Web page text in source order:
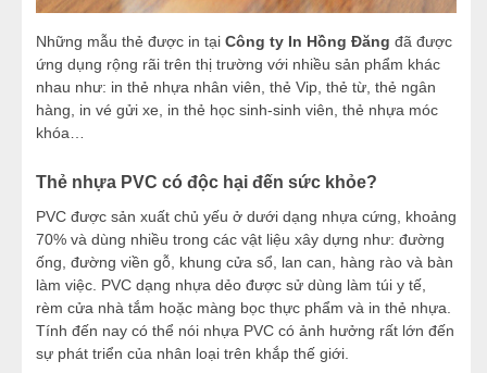
Những mẫu thẻ được in tại Công ty In Hồng Đăng đã được
ứng dụng rộng rãi trên thị trường với nhiều sản phẩm khác
nhau như: in thẻ nhựa nhân viên, thẻ Vip, thẻ từ, thẻ ngân
hàng, in vé gửi xe, in thẻ học sinh-sinh viên, thẻ nhựa móc
khóa…
Thẻ nhựa PVC có độc hại đến sức khỏe?
PVC được sản xuất chủ yếu ở dưới dạng nhựa cứng, khoảng
70% và dùng nhiều trong các vật liệu xây dựng như: đường
ống, đường viền gỗ, khung cửa sổ, lan can, hàng rào và bàn
làm việc. PVC dạng nhựa dẻo được sử dùng làm túi y tế,
rèm cửa nhà tắm hoặc màng bọc thực phẩm và in thẻ nhựa.
Tính đến nay có thể nói nhựa PVC có ảnh hưởng rất lớn đến
sự phát triển của nhân loại trên khắp thế giới.